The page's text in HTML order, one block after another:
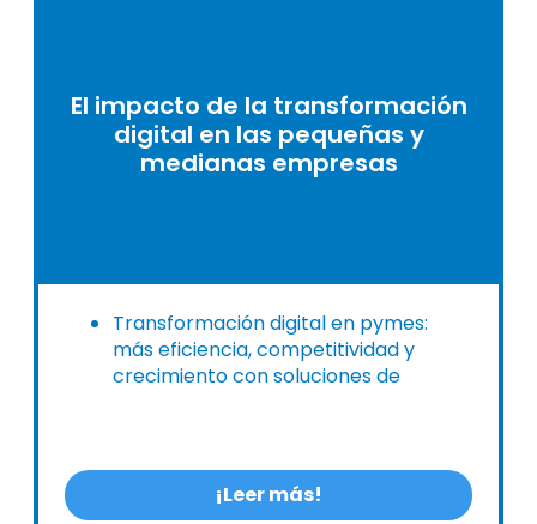
El impacto de la transformación
digital en las pequeñas y
medianas empresas
Transformación digital en pymes:
más eficiencia, competitividad y
crecimiento con soluciones de
¡Leer más!